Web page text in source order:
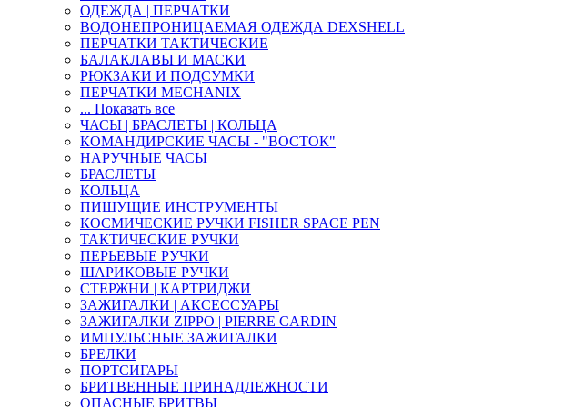
ОДЕЖДА | ПЕРЧАТКИ
ВОДОНЕПРОНИЦАЕМАЯ ОДЕЖДА DEXSHELL
ПЕРЧАТКИ ТАКТИЧЕСКИЕ
БАЛАКЛАВЫ И МАСКИ
РЮКЗАКИ И ПОДСУМКИ
ПЕРЧАТКИ MECHANIX
... Показать все
ЧАСЫ | БРАСЛЕТЫ | КОЛЬЦА
КОМАНДИРСКИЕ ЧАСЫ - "ВОСТОК"
НАРУЧНЫЕ ЧАСЫ
БРАСЛЕТЫ
КОЛЬЦА
ПИШУЩИЕ ИНСТРУМЕНТЫ
КОСМИЧЕСКИЕ РУЧКИ FISHER SPACE PEN
ТАКТИЧЕСКИЕ РУЧКИ
ПЕРЬЕВЫЕ РУЧКИ
ШАРИКОВЫЕ РУЧКИ
СТЕРЖНИ | КАРТРИДЖИ
ЗАЖИГАЛКИ | АКСЕССУАРЫ
ЗАЖИГАЛКИ ZIPPO | PIERRE CARDIN
ИМПУЛЬСНЫЕ ЗАЖИГАЛКИ
БРЕЛКИ
ПОРТСИГАРЫ
БРИТВЕННЫЕ ПРИНАДЛЕЖНОСТИ
ОПАСНЫЕ БРИТВЫ